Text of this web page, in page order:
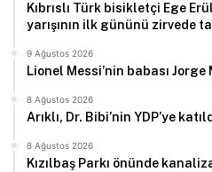
Kıbrıslı Türk bisikletçi Ege
yarışının ilk gününü zirvede
9 Ağustos 2026
Lionel Messi’nin babası
8 Ağustos 2026
Arıklı, Dr. Bibi’nin YDP’ye
8 Ağustos 2026
Kızılbaş Parkı önünde